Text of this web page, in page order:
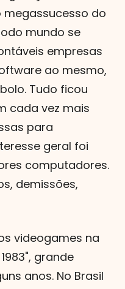
do
mundo se
empresas
ao mesmo,
Tudo ficou
cada vez mais
para
geral foi
computadores.
demissões,
videogames na
grande
anos. No Brasil